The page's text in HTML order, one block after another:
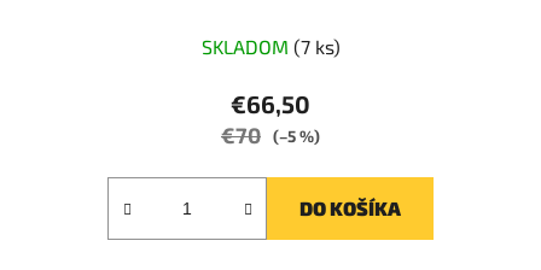
SKLADOM (7 ks)
€66,50
€70 (–5 %)
DO KOŠÍKA